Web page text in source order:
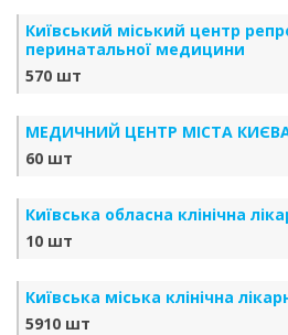
Київський міський центр
перинатальної медицини
570 шт
МЕДИЧНИЙ ЦЕНТР МІСТА
60 шт
Київська обласна клінічна
10 шт
Київська міська клінічна
5910 шт